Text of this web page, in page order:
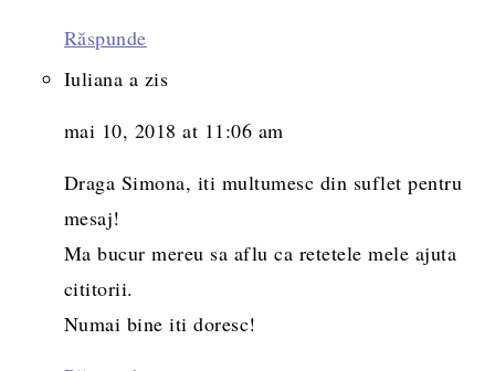
Răspunde
Iuliana a zis
mai 10, 2018 at 11:06 am
Draga Simona, iti multumesc din suflet pentru
mesaj!
Ma bucur mereu sa aflu ca retetele mele ajuta
cititorii.
Numai bine iti doresc!